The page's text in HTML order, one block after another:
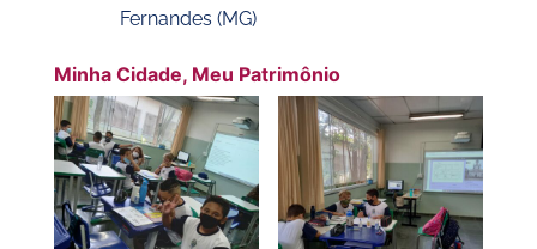
Fernandes (MG)
Minha Cidade, Meu Patrimônio